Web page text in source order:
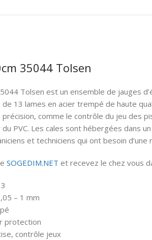
35044 Tolsen
Tolsen est un ensemble de jauges
13 lames en acier trempé de haute
comme le contrôle du jeu des
PVC. Les cales sont hébergées dans
et techniciens qui ont besoin
SOGEDIM.NET et recevez le chez vous
– 1 mm
protection
contrôle jeux